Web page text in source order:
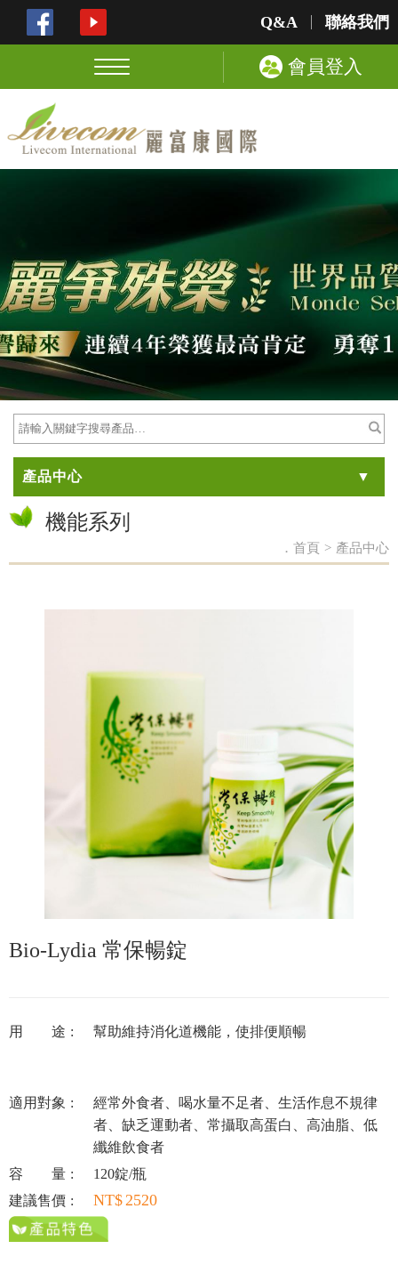
Q&A 聯絡我們
會員登入
產品中心
機能系列
．首頁 > 產品中心
Bio-Lydia 常保暢錠
用 途 幫助維持消化道機能，使排便順暢
適用對象
經常外食者、喝水量不足者、生活作息不規律
者、缺乏運動者、常攝取高蛋白、高油脂、低
纖維飲食者
容 量
120錠/瓶
建議售價
2520